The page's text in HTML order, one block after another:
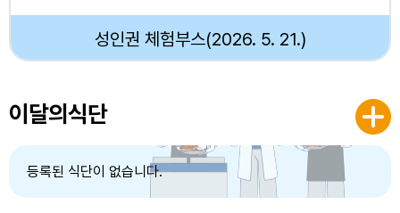
성인권 체험부스(2026. 5. 21.)
이달의식단
등록된 식단이 없습니다.